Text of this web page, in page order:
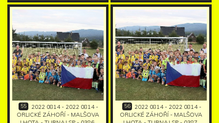
55
2022 0814 - 2022 0814 -
ORLICKÉ ZÁHOŘÍ - MALŠOVA
56
2022 0814 - 2022 0814 -
ORLICKÉ ZÁHOŘÍ - MALŠOVA